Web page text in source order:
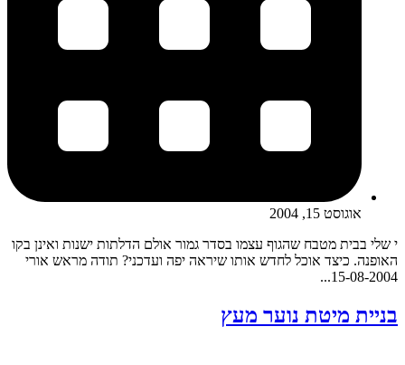
אוגוסט 15, 2004
י שלי בבית מטבח שהגוף עצמו בסדר גמור אולם הדלתות ישנות ואינן בקו
האופנה. כיצד אוכל לחדש אותו שיראה יפה ועדכני? תודה מראש אורי
15-08-2004...
בניית מיטת נוער מעץ